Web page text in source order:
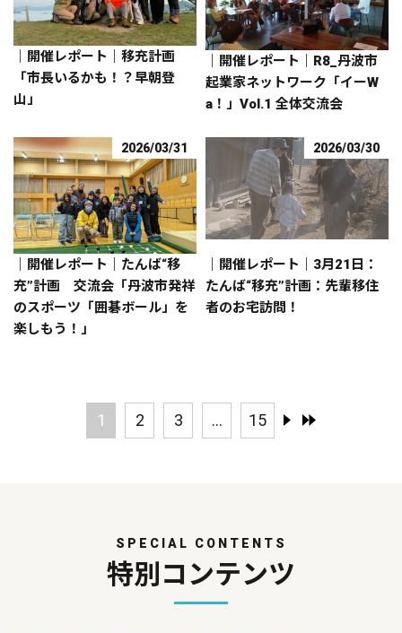
｜開催レポート｜移充計画
「市長いるかも！？早朝登
山」
｜開催レポート｜R8_丹波市
起業家ネットワーク「イーW
a！」Vol.1 全体交流会
2026/03/31
｜開催レポート｜たんば“移
充”計画 交流会「丹波市発祥
のスポーツ「囲碁ボール」を
楽しもう！」
2026/03/30
｜開催レポート｜3月21日：
たんば“移充”計画：先輩移住
者のお宅訪問！
1 2 3 ... 15
SPECIAL CONTENTS
特別コンテンツ